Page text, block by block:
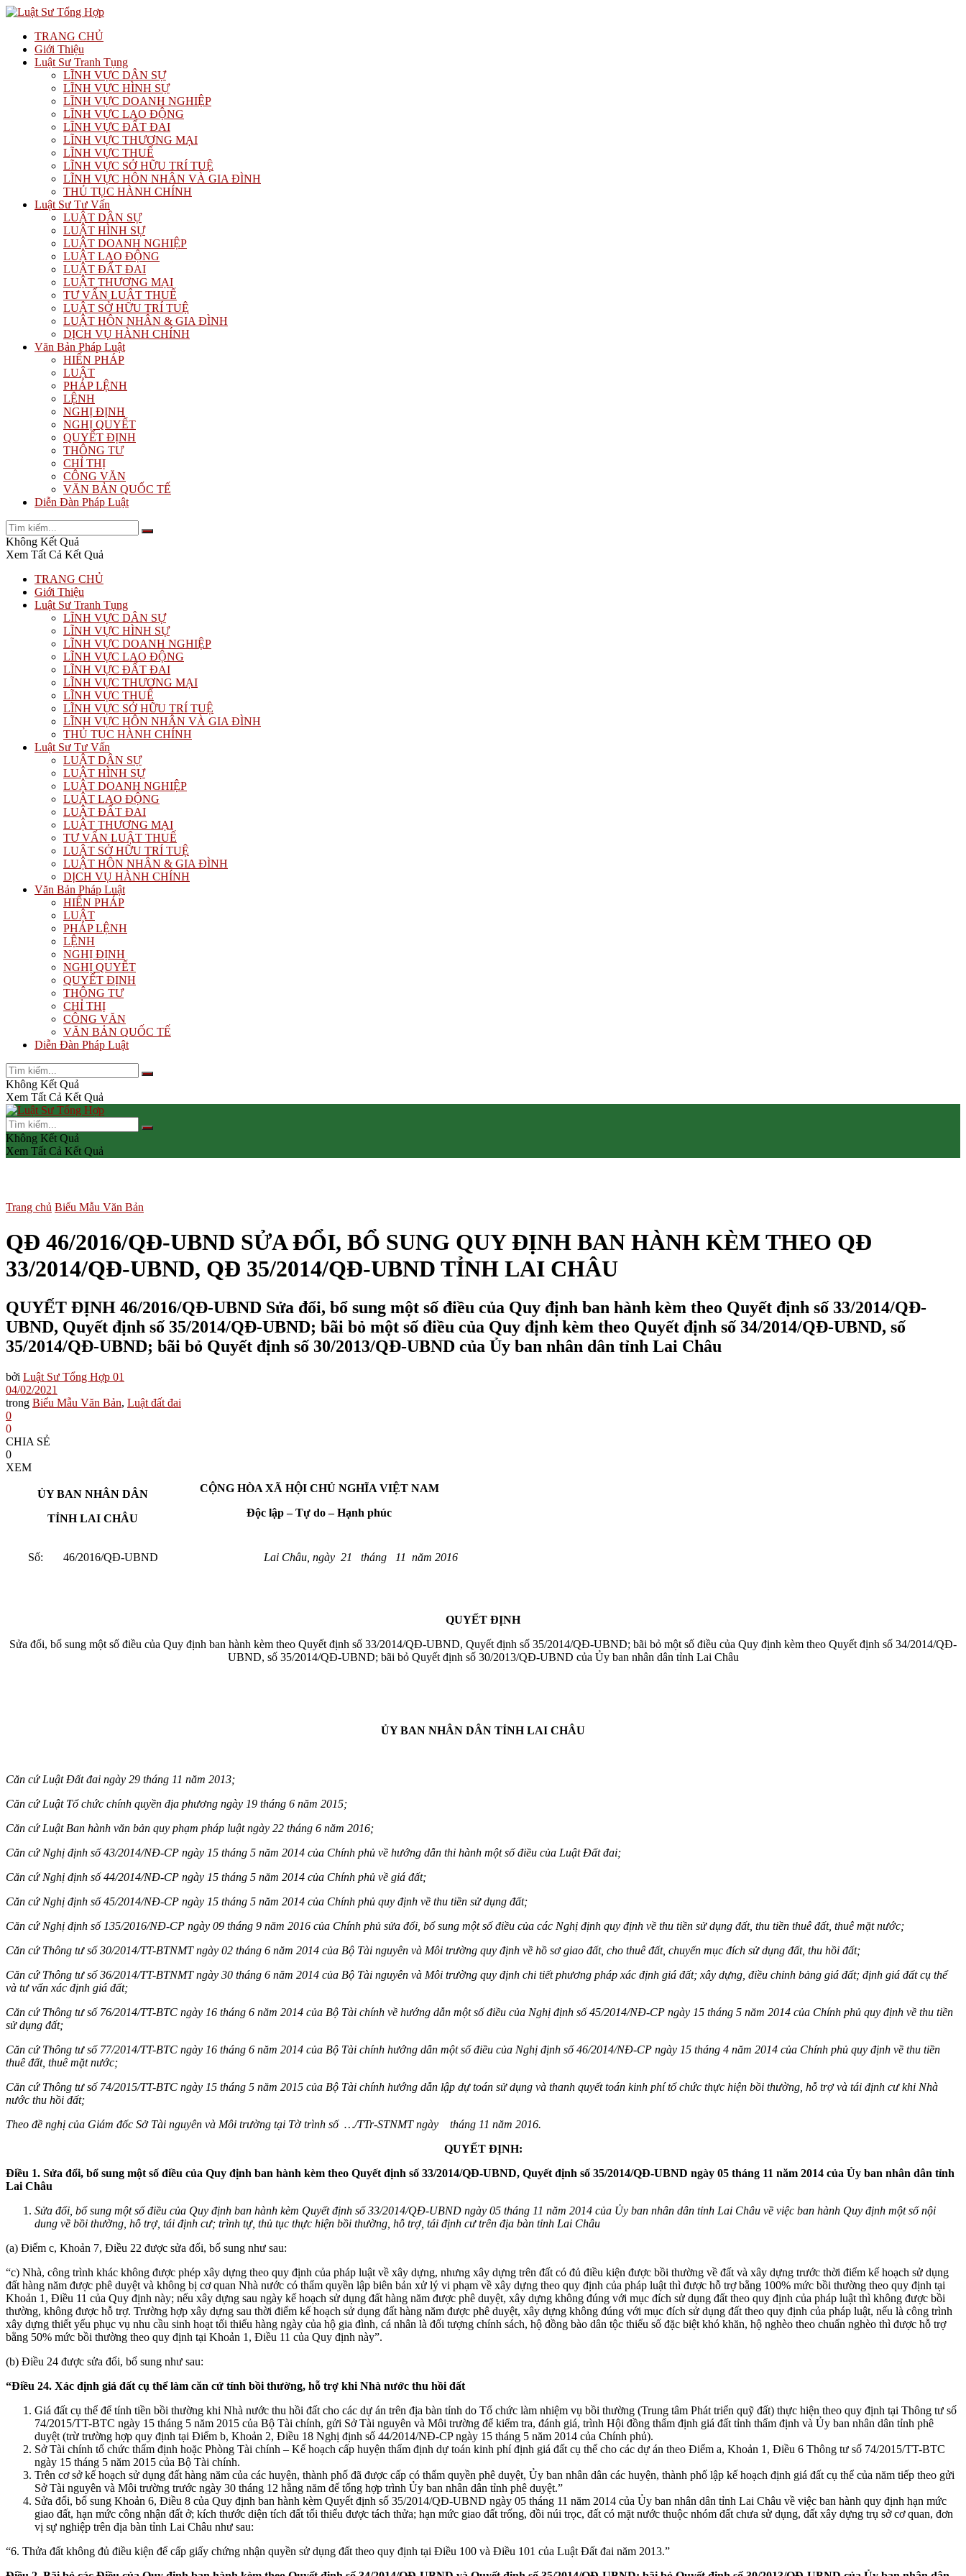
TRANG CHỦ
Giới Thiệu
Luật Sư Tranh Tụng
LĨNH VỰC DÂN SỰ
LĨNH VỰC HÌNH SỰ
LĨNH VỰC DOANH NGHIỆP
LĨNH VỰC LAO ĐỘNG
LĨNH VỰC ĐẤT ĐAI
LĨNH VỰC THƯƠNG MẠI
LĨNH VỰC THUẾ
LĨNH VỰC SỞ HỮU TRÍ TUỆ
LĨNH VỰC HÔN NHÂN VÀ GIA ĐÌNH
THỦ TỤC HÀNH CHÍNH
Luật Sư Tư Vấn
LUẬT DÂN SỰ
LUẬT HÌNH SỰ
LUẬT DOANH NGHIỆP
LUẬT LAO ĐỘNG
LUẬT ĐẤT ĐAI
LUẬT THƯƠNG MẠI
TƯ VẤN LUẬT THUẾ
LUẬT SỞ HỮU TRÍ TUỆ
LUẬT HÔN NHÂN & GIA ĐÌNH
DỊCH VỤ HÀNH CHÍNH
Văn Bản Pháp Luật
HIẾN PHÁP
LUẬT
PHÁP LỆNH
LỆNH
NGHỊ ĐỊNH
NGHỊ QUYẾT
QUYẾT ĐỊNH
THÔNG TƯ
CHỈ THỊ
CÔNG VĂN
VĂN BẢN QUỐC TẾ
Diễn Đàn Pháp Luật
Không Kết Quả
Xem Tất Cả Kết Quả
TRANG CHỦ
Giới Thiệu
Luật Sư Tranh Tụng
LĨNH VỰC DÂN SỰ
LĨNH VỰC HÌNH SỰ
LĨNH VỰC DOANH NGHIỆP
LĨNH VỰC LAO ĐỘNG
LĨNH VỰC ĐẤT ĐAI
LĨNH VỰC THƯƠNG MẠI
LĨNH VỰC THUẾ
LĨNH VỰC SỞ HỮU TRÍ TUỆ
LĨNH VỰC HÔN NHÂN VÀ GIA ĐÌNH
THỦ TỤC HÀNH CHÍNH
Luật Sư Tư Vấn
LUẬT DÂN SỰ
LUẬT HÌNH SỰ
LUẬT DOANH NGHIỆP
LUẬT LAO ĐỘNG
LUẬT ĐẤT ĐAI
LUẬT THƯƠNG MẠI
TƯ VẤN LUẬT THUẾ
LUẬT SỞ HỮU TRÍ TUỆ
LUẬT HÔN NHÂN & GIA ĐÌNH
DỊCH VỤ HÀNH CHÍNH
Văn Bản Pháp Luật
HIẾN PHÁP
LUẬT
PHÁP LỆNH
LỆNH
NGHỊ ĐỊNH
NGHỊ QUYẾT
QUYẾT ĐỊNH
THÔNG TƯ
CHỈ THỊ
CÔNG VĂN
VĂN BẢN QUỐC TẾ
Diễn Đàn Pháp Luật
Không Kết Quả
Xem Tất Cả Kết Quả
Không Kết Quả
Xem Tất Cả Kết Quả
Trang chủ Biểu Mẫu Văn Bản
QĐ 46/2016/QĐ-UBND SỬA ĐỔI, BỔ SUNG QUY ĐỊNH BAN HÀNH KÈM THEO QĐ
33/2014/QĐ-UBND, QĐ 35/2014/QĐ-UBND TỈNH LAI CHÂU
QUYẾT ĐỊNH 46/2016/QĐ-UBND Sửa đổi, bổ sung một số điều của Quy định ban hành kèm theo Quyết định số 33/2014/QĐ-
UBND, Quyết định số 35/2014/QĐ-UBND; bãi bỏ một số điều của Quy định kèm theo Quyết định số 34/2014/QĐ-UBND, số
35/2014/QĐ-UBND; bãi bỏ Quyết định số 30/2013/QĐ-UBND của Ủy ban nhân dân tỉnh Lai Châu
bởi Luật Sư Tổng Hợp 01
04/02/2021
trong Biểu Mẫu Văn Bản, Luật đất đai
0
0
CHIA SẺ
0
XEM
ỦY BAN NHÂN DÂN
TỈNH LAI CHÂU
CỘNG HÒA XÃ HỘI CHỦ NGHĨA VIỆT NAM
Độc lập – Tự do – Hạnh phúc
Số: 46/2016/QĐ-UBND Lai Châu, ngày 21 tháng 11 năm 2016
QUYẾT ĐỊNH
Sửa đổi, bổ sung một số điều của Quy định ban hành kèm theo Quyết định số 33/2014/QĐ-UBND, Quyết định số 35/2014/QĐ-UBND; bãi bỏ một số điều của Quy định kèm theo Quyết định số 34/2014/QĐ-
UBND, số 35/2014/QĐ-UBND; bãi bỏ Quyết định số 30/2013/QĐ-UBND của Ủy ban nhân dân tỉnh Lai Châu
ỦY BAN NHÂN DÂN TỈNH LAI CHÂU
Căn cứ Luật Đất đai ngày 29 tháng 11 năm 2013;
Căn cứ Luật Tổ chức chính quyền địa phương ngày 19 tháng 6 năm 2015;
Căn cứ Luật Ban hành văn bản quy phạm pháp luật ngày 22 tháng 6 năm 2016;
Căn cứ Nghị định số 43/2014/NĐ-CP ngày 15 tháng 5 năm 2014 của Chính phủ về hướng dẫn thi hành một số điều của Luật Đất đai;
Căn cứ Nghị định số 44/2014/NĐ-CP ngày 15 tháng 5 năm 2014 của Chính phủ về giá đất;
Căn cứ Nghị định số 45/2014/NĐ-CP ngày 15 tháng 5 năm 2014 của Chính phủ quy định về thu tiền sử dụng đất;
Căn cứ Nghị định số 135/2016/NĐ-CP ngày 09 tháng 9 năm 2016 của Chính phủ sửa đổi, bổ sung một số điều của các Nghị định quy định về thu tiền sử dụng đất, thu tiền thuê đất, thuê mặt nước;
Căn cứ Thông tư số 30/2014/TT-BTNMT ngày 02 tháng 6 năm 2014 của Bộ Tài nguyên và Môi trường quy định về hồ sơ giao đất, cho thuê đất, chuyển mục đích sử dụng đất, thu hồi đất;
Căn cứ Thông tưsố 36/2014/TT-BTNMT ngày 30 tháng 6 năm 2014 của Bộ Tài nguyên và Môi trường quy định chi tiết phương pháp xác định giá đất; xây dựng, điều chỉnh bảng giá đất; định giá đất cụ thể
và tư vấn xác định giá đất;
Căn cứ Thông tư số 76/2014/TT-BTC ngày 16 tháng 6 năm 2014 của Bộ Tài chính về hướng dẫn một số điều của Nghị định số 45/2014/NĐ-CP ngày 15 tháng 5 năm 2014 của Chính phủ quy định về thu tiền
sử dụng đất;
Căn cứ Thông tư số 77/2014/TT-BTC ngày 16 tháng 6 năm 2014 của Bộ Tài chính hướng dẫn một số điều của Nghị định số 46/2014/NĐ-CP ngày 15 tháng 4 năm 2014 của Chính phủ quy định về thu tiền
thuê đất, thuê mặt nước;
Căn cứ Thông tư số 74/2015/TT-BTC ngày 15 tháng 5 năm 2015 của Bộ Tài chính hướng dẫn lập dự toán sử dụng và thanh quyết toán kinh phí tổ chức thực hiện bồi thường, hỗ trợ và tái định cư khi Nhà
nước thu hồi đất;
Theo đề nghị của Giám đốc Sở Tài nguyên và Môi trường tại Tờ trình số …/TTr-STNMT ngày tháng 11 năm 2016.
QUYẾT ĐỊNH:
Điều 1. Sửa đổi, bổ sung một số điều của Quy định ban hành kèm theo Quyết định số 33/2014/QĐ-UBND, Quyết định số 35/2014/QĐ-UBND ngày 05 tháng 11 năm 2014 của Ủy ban nhân dân tỉnh
Lai Châu
Sửa đổi, bổ sung một số điều của Quy định ban hành kèm Quyết định số 33/2014/QĐ-UBND ngày 05 tháng 11 năm 2014 của Ủy ban nhân dân tỉnh Lai Châu về việc ban hành Quy định một số nội
dung về bồi thường, hỗ trợ, tái định cư; trình tự, thủ tục thực hiện bồi thường, hỗ trợ, tái định cư trên địa bàn tỉnh Lai Châu
(a) Điểm c, Khoản 7, Điều 22 được sửa đổi, bổ sung như sau:
“c) Nhà, công trình khác không được phép xây dựng theo quy định của pháp luật về xây dựng, nhưng xây dựng trên đất có đủ điều kiện được bồi thường về đất và xây dựng trước thời điểm kế hoạch sử dụng
đất hàng năm được phê duyệt và không bị cơ quan Nhà nước có thẩm quyền lập biên bản xử lý vi phạm về xây dựng theo quy định của pháp luật thì được hỗ trợ bằng 100% mức bồi thường theo quy định tại
Khoản 1, Điều 11 của Quy định này; nếu xây dựng sau ngày kế hoạch sử dụng đất hàng năm được phê duyệt, xây dựng không đúng với mục đích sử dụng đất theo quy định của pháp luật thì không được bồi
thường, không được hỗ trợ. Trường hợp xây dựng sau thời điểm kế hoạch sử dụng đất hàng năm được phê duyệt, xây dựng không đúng với mục đích sử dụng đất theo quy định của pháp luật, nếu là công trình
xây dựng thiết yếu phục vụ nhu cầu sinh hoạt tối thiểu hàng ngày của hộ gia đình, cá nhân là đối tượng chính sách, hộ đồng bào dân tộc thiểu số đặc biệt khó khăn, hộ nghèo theo chuẩn nghèo thì được hỗ trợ
bằng 50% mức bồi thường theo quy định tại Khoản 1, Điều 11 của Quy định này”.
(b) Điều 24 được sửa đổi, bổ sung như sau:
“Điều 24. Xác định giá đất cụ thể làm căn cứ tính bồi thường, hỗ trợ khi Nhà nước thu hồi đất
Giá đất cụ thể để tính tiền bồi thường khi Nhà nước thu hồi đất cho các dự án trên địa bàn tỉnh do Tổ chức làm nhiệm vụ bồi thường (Trung tâm Phát triển quỹ đất) thực hiện theo quy định tại Thông tư số
74/2015/TT-BTC ngày 15 tháng 5 năm 2015 của Bộ Tài chính, gửi Sở Tài nguyên và Môi trường để kiểm tra, đánh giá, trình Hội đồng thẩm định giá đất tỉnh thẩm định và Ủy ban nhân dân tỉnh phê
duyệt (trừ trường hợp quy định tại Điểm b, Khoản 2, Điều 18 Nghị định số 44/2014/NĐ-CP ngày 15 tháng 5 năm 2014 của Chính phủ).
Sở Tài chính tổ chức thẩm định hoặc Phòng Tài chính – Kế hoạch cấp huyện thẩm định dự toán kinh phí định giá đất cụ thể cho các dự án theo Điểm a, Khoản 1, Điều 6 Thông tư số 74/2015/TT-BTC
ngày 15 tháng 5 năm 2015 của Bộ Tài chính.
Trên cơ sở kế hoạch sử dụng đất hàng năm của các huyện, thành phố đã được cấp có thẩm quyền phê duyệt, Ủy ban nhân dân các huyện, thành phố lập kế hoạch định giá đất cụ thể của năm tiếp theo gửi
Sở Tài nguyên và Môi trường trước ngày 30 tháng 12 hằng năm để tổng hợp trình Ủy ban nhân dân tỉnh phê duyệt.”
Sửa đổi, bổ sung Khoản 6, Điều 8 của Quy định ban hành kèm Quyết định số 35/2014/QĐ-UBND ngày 05 tháng 11 năm 2014 của Ủy ban nhân dân tỉnh Lai Châu về việc ban hành quy định hạn mức
giao đất, hạn mức công nhận đất ở; kích thước diện tích đất tối thiểu được tách thửa; hạn mức giao đất trống, đồi núi trọc, đất có mặt nước thuộc nhóm đất chưa sử dụng, đất xây dựng trụ sở cơ quan, đơn
vị sự nghiệp trên địa bàn tỉnh Lai Châu như sau:
“6. Thửa đất không đủ điều kiện để cấp giấy chứng nhận quyền sử dụng đất theo quy định tại Điều 100 và Điều 101 của Luật Đất đai năm 2013.”